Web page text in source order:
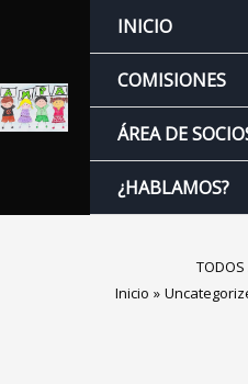
INICIO
COMISIONES
ÁREA DE
¿HABLAMOS?
TODOS
Inicio